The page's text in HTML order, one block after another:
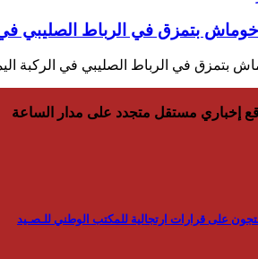
بتمزق في الرباط الصليبي في
بتمزق في الرباط الصليبي في الركبة
إخباري مستقل متجدد على مدار الساعة
على قرارات ارتجالية للمكتب الوطني للـصـيد